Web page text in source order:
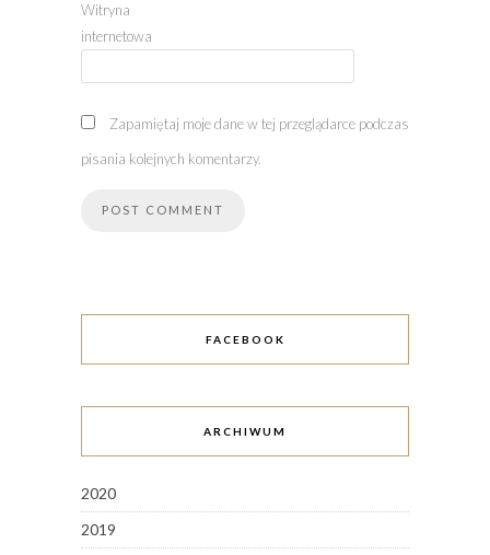
Witryna
internetowa
Zapamiętaj moje dane w tej przeglądarce podczas
pisania kolejnych komentarzy.
FACEBOOK
ARCHIWUM
2020
2019